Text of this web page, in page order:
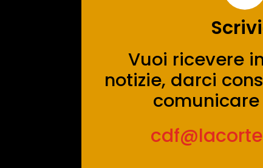
Vuoi ricevere
notizie, darci
comunicare